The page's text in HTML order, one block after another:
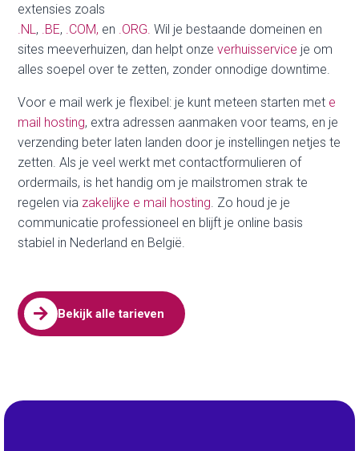
extensies zoals
.NL , .BE, .COM, en .ORG.Wil je bestaande domeinen en
sites meeverhuizen, dan helpt onzeverhuisservice je om
alles soepel over te zetten, zonder onnodige downtime.
Voor e mail werk je flexibel: je kunt meteen starten met e
mail hosting, extra adressen aanmaken voor teams, en je
verzending beter laten landen door je instellingen netjes te
zetten. Als je veel werkt met contactformulieren of
ordermails, is het handig om je mailstromen strak te
regelen via zakelijke e mail hosting . Zo houd je je
communicatie professioneel en blijft je online basis
stabiel in Nederland en België.
 Bekijk alle tarieven